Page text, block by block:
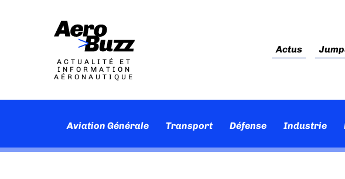
ACTUALITÉ ET
INFORMATION
AÉRONAUTIQUE
Actus
Aviation Générale Transport Défense Industrie